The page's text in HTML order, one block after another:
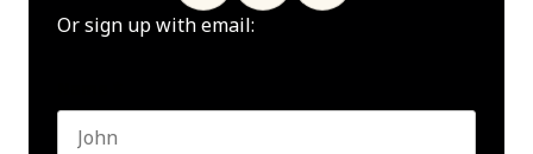
Or sign up with email: